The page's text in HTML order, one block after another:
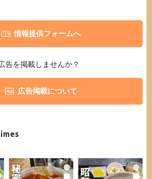
情報提供フォームへ
告を掲載しませんか？
広告掲載について